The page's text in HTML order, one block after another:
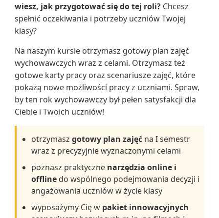
wiesz, jak przygotować się do tej roli? Chcesz
spełnić oczekiwania i potrzeby uczniów Twojej
klasy?
Na naszym kursie otrzymasz gotowy plan zajęć
wychowawczych wraz z celami. Otrzymasz też
gotowe karty pracy oraz scenariusze zajęć, które
pokażą nowe możliwości pracy z uczniami. Spraw,
by ten rok wychowawczy był pełen satysfakcji dla
Ciebie i Twoich uczniów!
otrzymasz gotowy plan zajęć na I semestr
wraz z precyzyjnie wyznaczonymi celami
poznasz praktyczne narzędzia online i
offline do wspólnego podejmowania decyzji i
angażowania uczniów w życie klasy
wyposażymy Cię w pakiet innowacyjnych